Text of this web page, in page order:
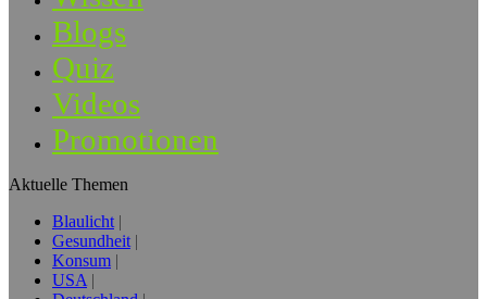
Blogs
Quiz
Videos
Promotionen
Aktuelle Themen
Blaulicht
Gesundheit
Konsum
USA